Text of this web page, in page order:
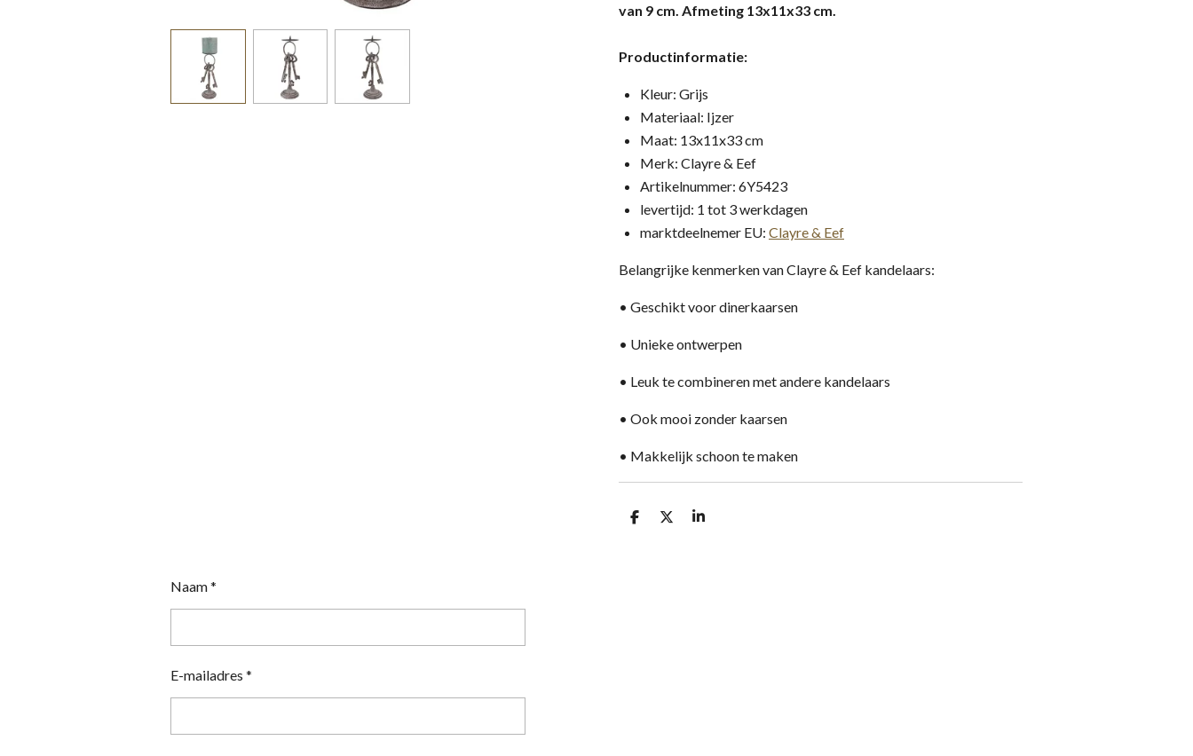
van 9 cm. Afmeting 13x11x33 cm.
Productinformatie:
Kleur: Grijs
Materiaal: Ijzer
Maat: 13x11x33 cm
Merk: Clayre & Eef
Artikelnummer: 6Y5423
levertijd: 1 tot 3 werkdagen
marktdeelnemer EU: Clayre & Eef
Belangrijke kenmerken van Clayre & Eef kandelaars:
• Geschikt voor dinerkaarsen
• Unieke ontwerpen
• Leuk te combineren met andere kandelaars
• Ook mooi zonder kaarsen
• Makkelijk schoon te maken
D
D
S
Naam *
E-mailadres *